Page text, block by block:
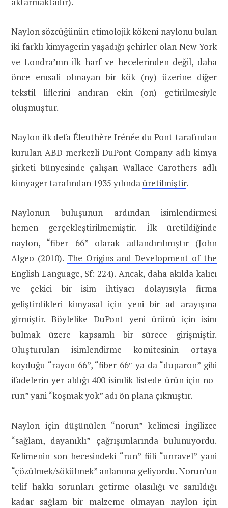
Naylon sözcüğünün etimolojik kökeni naylonu bulan
iki farklı kimyagerin yaşadığı şehirler olan New York
ve Londra’nın ilk harf ve hecelerinden değil, daha
önce emsali olmayan bir kök (ny) üzerine diğer
tekstil liflerini andıran ekin (on) getirilmesiyle
oluşmuştur.
Naylon ilk defa Éleuthère Irénée du Pont tarafından
kurulan ABD merkezli DuPont Company adlı kimya
şirketi bünyesinde çalışan Wallace Carothers adlı
kimyager tarafından 1935 yılındaüretilmiştir.
Naylonun buluşunun ardından isimlendirmesi
hemen gerçekleştirilmemiştir. İlk üretildiğinde
naylon, “fiber 66” olarak adlandırılmıştır (John
Algeo (2010). The Origins and Development of the
English Language, Sf: 224). Ancak, daha akılda kalıcı
ve çekici bir isim ihtiyacı dolayısıyla firma
geliştirdikleri kimyasal için yeni bir ad arayışına
girmiştir. Böylelike DuPont yeni ürünü için isim
bulmak üzere kapsamlı bir sürece girişmiştir.
Oluşturulan isimlendirme komitesinin ortaya
koyduğu “rayon 66”, “fiber 66″ ya da “duparon” gibi
ifadelerin yer aldığı 400 isimlik listede ürün için no-
run” yani “koşmak yok” adı ön plana çıkmıştır.
Naylon için düşünülen “norun” kelimesi İngilizce
“sağlam, dayanıklı” çağrışımlarında bulunuyordu.
Kelimenin son hecesindeki “run” fiili “unravel” yani
“çözülmek/sökülmek” anlamına geliyordu. Norun’un
telif hakkı sorunları getirme olasılığı ve sanıldığı
kadar sağlam bir malzeme olmayan naylon için